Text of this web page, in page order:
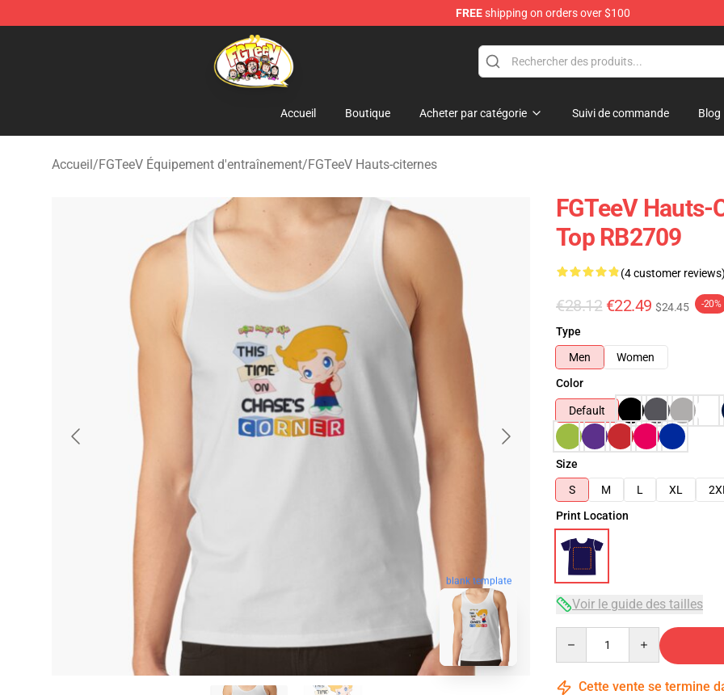
FREEshipping on orders over $100
FGTeeV Store - Official FGTeeV Merchandise Shop
Accueil Boutique Acheter par catégorie Suivi de commande Blog
Accueil/FGTeeV Équipement d'entraînement/FGTeeV Hauts-citernes
blank template
FGTeeV Hauts-
Top RB2709
(4 customer
€28.12 €22.49 $24.45 -20%
Type
Men
Women
Color
Default
Size
S
M L XL
Print Location
Voir le guide des tailles
Cette vente se termine